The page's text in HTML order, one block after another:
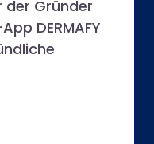
der Gründer
DERMAFY